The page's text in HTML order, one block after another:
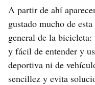
A partir de ahí
gustado mucho de
general de la
y fácil de entender y
deportiva ni de
sencillez y evita